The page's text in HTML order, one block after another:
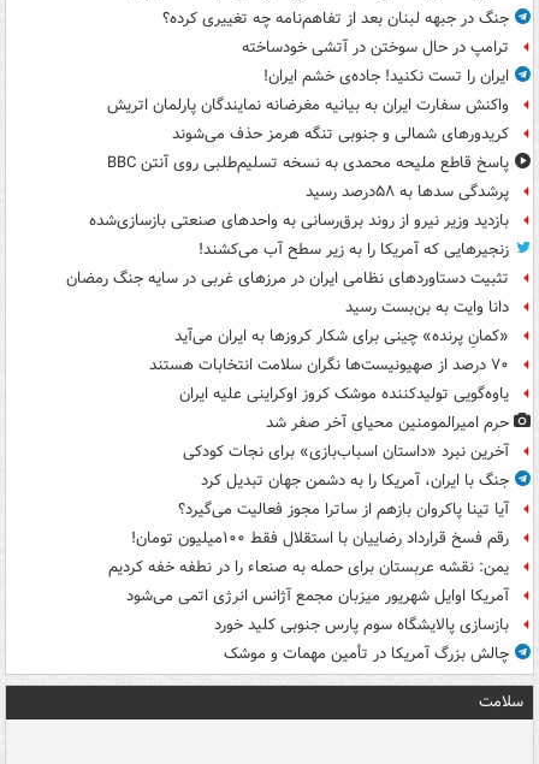
جنگ در جبهه لبنان بعد از تفاهم‌نامه چه تغییری کرده؟
ترامپ در حال سوختن در آتشی خودساخته
ایران را تست نکنید! جاده‌ی خشم ایران!
واکنش سفارت ایران به بیانیه مغرضانه نمایندگان پارلمان اتریش
کریدورهای شمالی و جنوبی تنگه هرمز حذف می‌شوند
پاسخ قاطع ملیحه محمدی به نسخه تسلیم‌طلبی روی آنتن BBC
پرشدگی سدها به ۵۸درصد رسید
بازدید وزیر نیرو از روند برق‌رسانی به واحدهای صنعتی بازسازی‌شده
زنجیرهایی که آمریکا را به زیر سطح آب می‌کشند!
تثبیت دستاوردهای نظامی ایران در مرزهای غربی در سایه جنگ رمضان
دانا وایت به بن‌بست رسید
«کمانِ پرنده» چینی برای شکار کروزها به ایران می‌آید
۷۰ درصد از صهیونیست‌ها نگران سلامت انتخابات هستند
یاوه‌گویی تولیدکننده موشک کروز اوکراینی علیه ایران
حرم امیرالمومنین محیای آخر صفر شد
آخرین نبرد «داستان اسباب‌بازی» برای نجات کودکی
جنگ با ایران، آمریکا را به دشمن جهان تبدیل کرد
آیا تینا پاکروان بازهم از ساترا مجوز فعالیت می‌گیرد؟
رقم فسخ قرارداد رضاییان با استقلال فقط ۱۰۰میلیون تومان!
یمن: نقشه عربستان برای حمله به صنعاء را در نطفه خفه کردیم
آمریکا اوایل شهریور میزبان مجمع آژانس انرژی اتمی می‌شود
بازسازی پالایشگاه سوم پارس جنوبی کلید خورد
چالش بزرگ آمریکا در تأمین مهمات و موشک
سلامت